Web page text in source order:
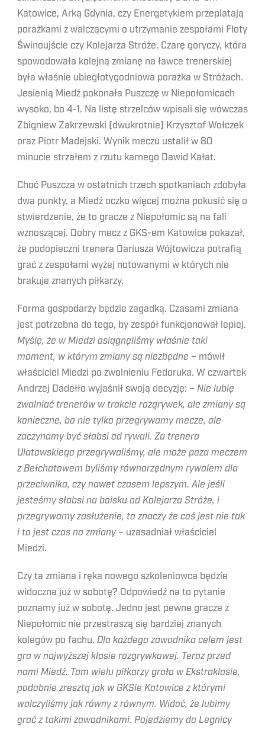
Katowice, Arką Gdynia, czy Energetykiem przeplatają
porażkami z walczącymi o utrzymanie zespołami Floty
Świnoujście czy Kolejarza Stróże. Czarę goryczy, która
spowodowała kolejną zmianę na ławce trenerskiej
była właśnie ubiegłotygodniowa porażka w Stróżach.
Jesienią Miedź pokonała Puszczę w Niepołomicach
wysoko, bo 4-1. Na listę strzelców wpisali się wówczas
Zbigniew Zakrzewski (dwukrotnie) Krzysztof Wołczek
oraz Piotr Madejski. Wynik meczu ustalił w 80
minucie strzałem z rzutu karnego Dawid Kałat.
Choć Puszcza w ostatnich trzech spotkaniach zdobyła
dwa punkty, a Miedź oczko więcej można pokusić się o
stwierdzenie, że to gracze z Niepołomic są na fali
wznoszącej. Dobry mecz z GKS-em Katowice pokazał,
że podopieczni trenera Dariusza Wójtowicza potrafią
grać z zespołami wyżej notowanymi w których nie
brakuje znanych piłkarzy.
Forma gospodarzy będzie zagadką. Czasami zmiana
jest potrzebna do tego, by zespół funkcjonował lepiej.
Myślę, że w Miedzi osiągnęliśmy właśnie taki
moment, w którym zmiany są niezbędne – mówił
właściciel Miedzi po zwolnieniu Fedoruka. W czwartek
Andrzej Dadełło wyjaśnił swoją decyzję: – Nie lubię
zwalniać trenerów w trakcie rozgrywek, ale zmiany są
konieczne, bo nie tylko przegrywamy mecze, ale
zaczynamy być słabsi od rywali. Za trenera
Ulatowskiego przegrywaliśmy, ale może poza meczem
z Bełchatowem byliśmy równorzędnym rywalem dla
przeciwnika, czy nawet czasem lepszym. Ale jeśli
jesteśmy słabsi na boisku od Kolejarza Stróże, i
przegrywamy zasłużenie, to znaczy że coś jest nie tak
i to jest czas na zmiany– uzasadniał właściciel
Miedzi.
Czy ta zmiana i ręka nowego szkoleniowca będzie
widoczna już w sobotę? Odpowiedź na to pytanie
poznamy już w sobotę. Jedno jest pewne gracze z
Niepołomic nie przestraszą się bardziej znanych
kolegów po fachu. Dla każdego zawodnika celem jest
gra w najwyższej klasie rozgrywkowej. Teraz przed
nami Miedź. Tam wielu piłkarzy grało w Ekstraklasie,
podobnie zresztą jak w GKSie Katowice z którymi
walczyliśmy jak równy z równym. Widać, że lubimy
grać z takimi zawodnikami. Pojedziemy do Legnicy